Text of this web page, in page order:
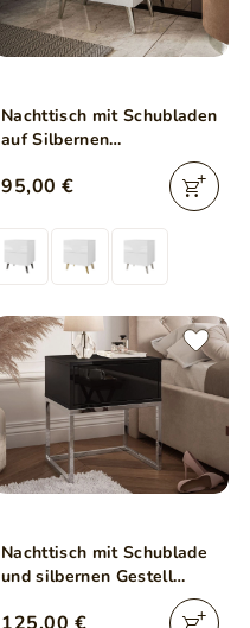
Nachttisch mit Schubladen
auf Silbernen
Metallbeinen Noaé Lux
95,00 €
Nachttisch mit Schublade
und silbernen Gestell
Brisa Schwarz Hochglanz